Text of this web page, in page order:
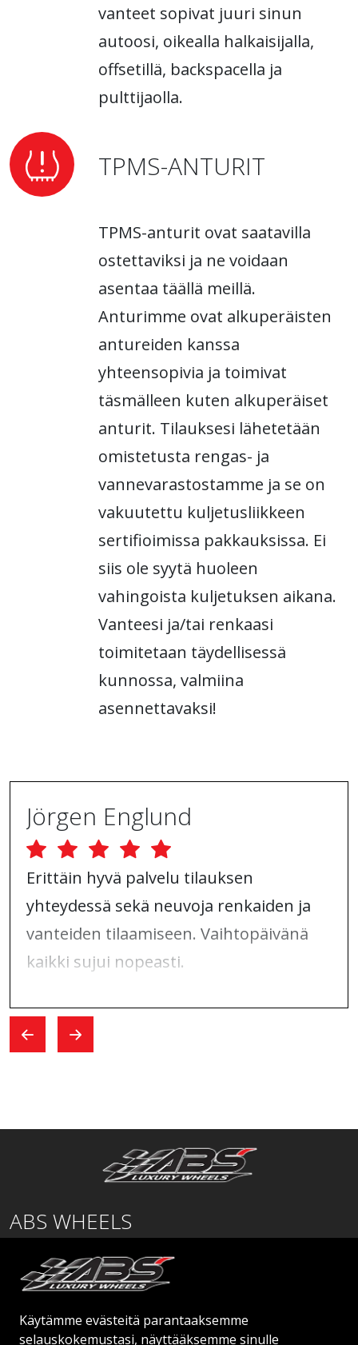
Käytämme evästeitä parantaaksemme
selauskokemustasi, näyttääksemme sinulle
vanteet sopivat juuri sinun
autoosi, oikealla halkaisijalla,
offsetillä, backspacella ja
pulttijaolla.
TPMS-ANTURIT
TPMS-anturit ovat saatavilla
ostettaviksi ja ne voidaan
asentaa täällä meillä.
Anturimme ovat alkuperäisten
antureiden kanssa
yhteensopivia ja toimivat
täsmälleen kuten alkuperäiset
anturit. Tilauksesi lähetetään
omistetusta rengas- ja
vannevarastostamme ja se on
vakuutettu kuljetusliikkeen
sertifioimissa pakkauksissa. Ei
siis ole syytä huoleen
vahingoista kuljetuksen aikana.
Vanteesi ja/tai renkaasi
toimitetaan täydellisessä
kunnossa, valmiina
asennettavaksi!
Jörgen Englund
Erittäin hyvä palvelu tilauksen
yhteydessä sekä neuvoja renkaiden ja
vanteiden tilaamiseen. Vaihtopäivänä
kaikki sujui nopeasti.
ABS WHEELS
01530 Vantaa
SUOMI
order@abswheels.com